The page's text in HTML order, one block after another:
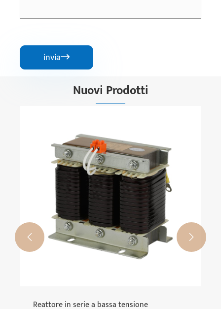
invia
Nuovi Prodotti
Reattore in serie a bassa tensione
 